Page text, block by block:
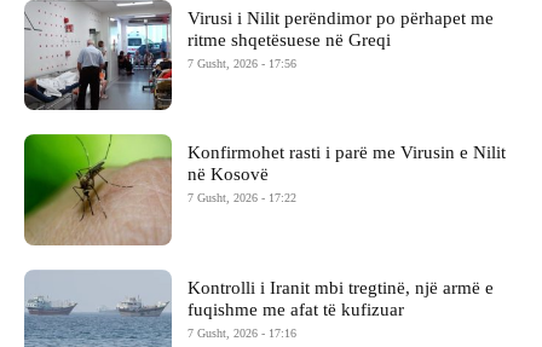
Virusi i Nilit perëndimor po përhapet me
ritme shqetësuese në Greqi
7 Gusht, 2026 - 17:56
Konfirmohet rasti i parë me Virusin e Nilit
në Kosovë
7 Gusht, 2026 - 17:22
Kontrolli i Iranit mbi tregtinë, një armë e
fuqishme me afat të kufizuar
7 Gusht, 2026 - 17:16